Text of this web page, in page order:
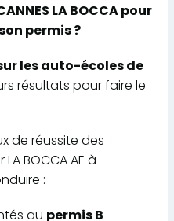
LA BOCCA pour
permis ?
les auto-écoles de
résultats pour faire le
de réussite des
BOCCA AE à
:
au permis B